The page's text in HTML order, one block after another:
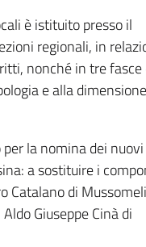
è istituito presso il
regionali, in
nonché in tre fasce
e alla
la nomina dei nuovi
a sostituire i
Catalano di
Giuseppe Cinà di